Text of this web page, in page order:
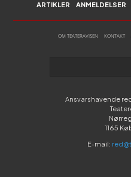
ARTIKLER ANMELDELSER
OM TEATERAVISEN KONTAKT
Ansvarshavende
1165
E-mail: